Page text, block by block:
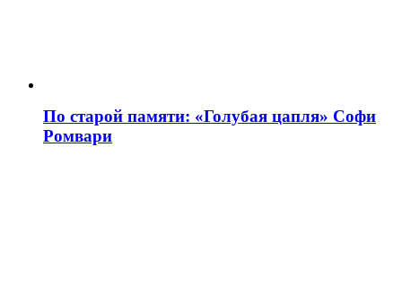
По старой памяти: «Голубая цапля» Софи
Ромвари